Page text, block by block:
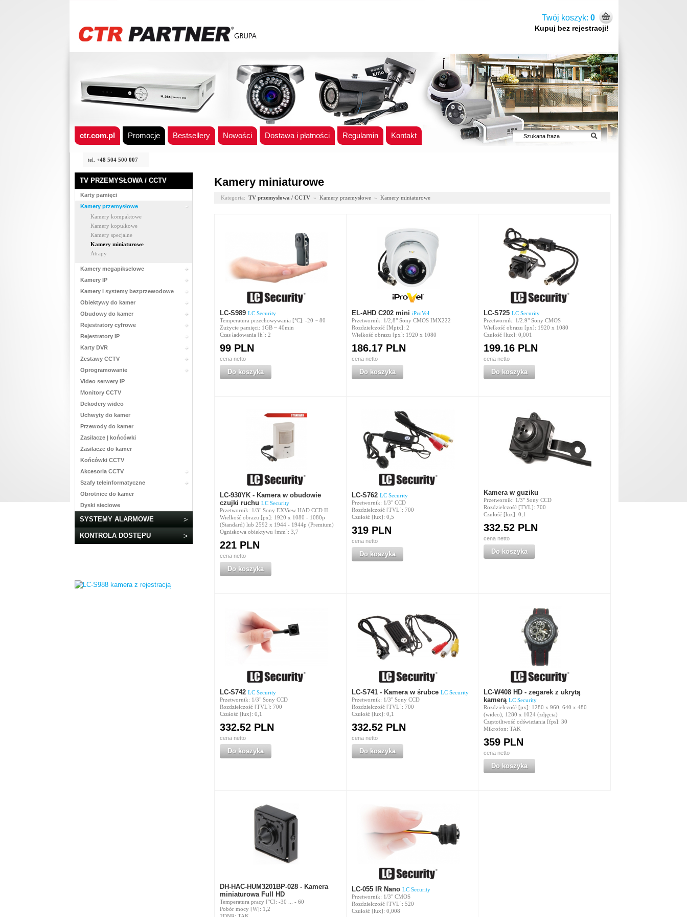
tel. +48 504 500 007
Twój koszyk: 0
Kupuj bez rejestracji!
ctr.com.pl Promocje Bestsellery Nowości Dostawa i płatności Regulamin Kontakt
TV PRZEMYSŁOWA / CCTV
Karty pamięci
Kamery przemysłowe
Kamery kompaktowe
Kamery kopułkowe
Kamery specjalne
Kamery miniaturowe
Atrapy
Kamery megapikselowe
Kamery IP
Kamery i systemy bezprzewodowe
Obiektywy do kamer
Obudowy do kamer
Rejestratory cyfrowe
Rejestratory IP
Karty DVR
Zestawy CCTV
Oprogramowanie
Video serwery IP
Monitory CCTV
Dekodery wideo
Uchwyty do kamer
Przewody do kamer
Zasilacze | końcówki
Zasilacze do kamer
Końcówki CCTV
Akcesoria CCTV
Szafy teleinformatyczne
Obrotnice do kamer
Dyski sieciowe
SYSTEMY ALARMOWE
KONTROLA DOSTĘPU
Kamery miniaturowe
Kategoria: TV przemysłowa / CCTV» Kamery przemysłowe» Kamery miniaturowe
LC-S989 LC Security
Temperatura przechowywania [°C]: -20 ~ 80
Zużycie pamięci: 1GB ~ 40min
Czas ładowania [h]: 2
99 PLN
cena netto
Do koszyka
EL-AHD C202 mini iProVel
Przetwornik: 1/2,8" Sony CMOS IMX222
Rozdzielczość [Mpix]: 2
Wielkość obrazu [px]: 1920 x 1080
186.17 PLN
cena netto
Do koszyka
LC-S725 LC Security
Przetwornik: 1/2.9" Sony CMOS
Wielkość obrazu [px]: 1920 x 1080
Czułość [lux]: 0,001
199.16 PLN
cena netto
Do koszyka
LC-930YK - Kamera w obudowie
czujki ruchu LC Security
Przetwornik: 1/3" Sony EXView HAD CCD II
Wielkość obrazu [px]: 1920 x 1080 - 1080p
(Standard) lub 2592 x 1944 - 1944p (Premium)
Ogniskowa obiektywu [mm]: 3,7
221 PLN
cena netto
Do koszyka
LC-S762 LC Security
Przetwornik: 1/3" CCD
Rozdzielczość [TVL]: 700
Czułość [lux]: 0,5
319 PLN
cena netto
Do koszyka
Kamera w guziku
Przetwornik: 1/3" Sony CCD
Rozdzielczość [TVL]: 700
Czułość [lux]: 0,1
332.52 PLN
cena netto
Do koszyka
LC-S742 LC Security
Przetwornik: 1/3" Sony CCD
Rozdzielczość [TVL]: 700
Czułość [lux]: 0,1
332.52 PLN
cena netto
Do koszyka
LC-S741 - Kamera w śrubce LC Security
Przetwornik: 1/3" Sony CCD
Rozdzielczość [TVL]: 700
Czułość [lux]: 0,1
332.52 PLN
cena netto
Do koszyka
LC-W408 HD - zegarek z ukrytą
kamerą LC Security
Rozdzielczość [px]: 1280 x 960, 640 x 480
(wideo), 1280 x 1024 (zdjęcia)
Częstotliwość odświeżania [fps]: 30
Mikrofon: TAK
359 PLN
cena netto
Do koszyka
DH-HAC-HUM3201BP-028 - Kamera
miniaturowa Full HD
Temperatura pracy [°C]: -30 ... - 60
Pobór mocy [W]: 1,2
LC-055 IR Nano LC Security
Przetwornik: 1/3" CMOS
Rozdzielczość [TVL]: 520
Czułość [lux]: 0,008